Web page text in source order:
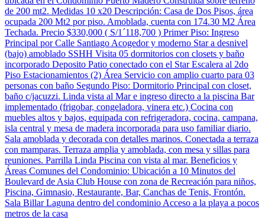
de 200 mt2. Medidas 10 x20 Descripción: Casa de Dos Pisos, área
ocupada 200 Mt2 por piso. Amoblada, cuenta con 174.30 M2 Área
Techada. Precio $330,000 ( S/1´118,700 ) Primer Piso: Ingreso
Principal por Calle Santiago Acogedor y moderno Star a desnivel
(bajo) amoblado SSHH Visita 05 dormitorios con closets y baño
incorporado Deposito Patio conectado con el Star Escalera al 2do
Piso Estacionamientos (2) Área Servicio con amplio cuarto para 03
personas con baño Segundo Piso: Dormitorio Principal con closet,
baño c/jacuzzi. Linda vista al Mar e ingreso directo a la piscina Bar
implementado (frigobar, congeladora, vinera etc.) Cocina con
muebles altos y bajos, equipada con refrigeradora, cocina, campana,
isla central y mesa de madera incorporada para uso familiar diario.
Sala amoblada y decorada con detalles marinos. Conectada a terraza
con mamparas. Terraza amplia y amoblada, con mesa y sillas para
reuniones. Parrilla Linda Piscina con vista al mar. Beneficios y
Áreas Comunes del Condominio: Ubicación a 10 Minutos del
Boulevard de Asia Club House con zona de Recreación para niños,
Piscina, Gimnasio, Restaurante, Bar, Canchas de Tenis, Frontón.
Sala Billar Laguna dentro del condominio Acceso a la playa a pocos
metros de la casa